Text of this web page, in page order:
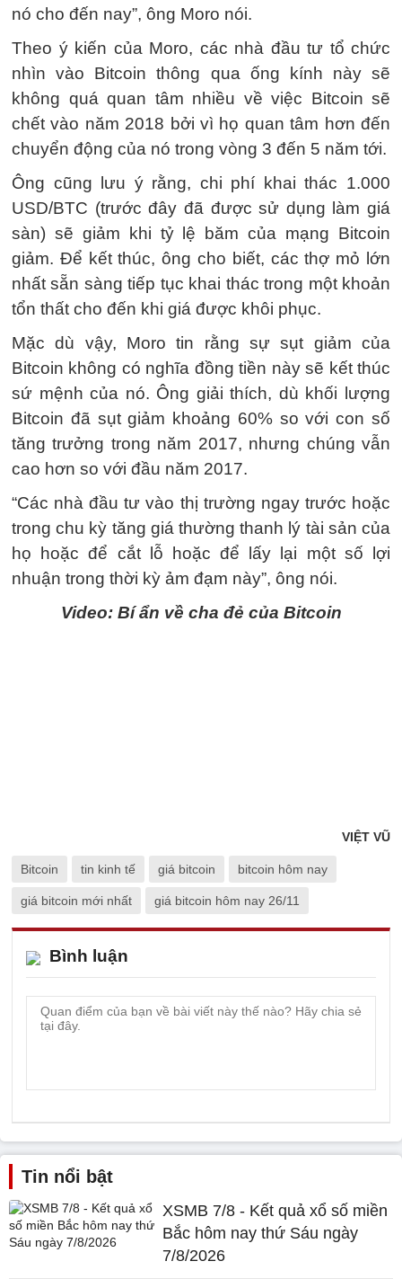
nó cho đến nay”, ông Moro nói.
Theo ý kiến ​​của Moro, các nhà đầu tư tổ chức
nhìn vào Bitcoin thông qua ống kính này sẽ
không quá quan tâm nhiều về việc Bitcoin sẽ
chết vào năm 2018 bởi vì họ quan tâm hơn đến
chuyển động của nó trong vòng 3 đến 5 năm tới.
Ông cũng lưu ý rằng, chi phí khai thác 1.000
USD/BTC (trước đây đã được sử dụng làm giá
sàn) sẽ giảm khi tỷ lệ băm của mạng Bitcoin
giảm. Để kết thúc, ông cho biết, các thợ mỏ lớn
nhất sẵn sàng tiếp tục khai thác trong một khoản
tổn thất cho đến khi giá được khôi phục.
Mặc dù vậy, Moro tin rằng sự sụt giảm của
Bitcoin không có nghĩa đồng tiền này sẽ kết thúc
sứ mệnh của nó. Ông giải thích, dù khối lượng
Bitcoin đã sụt giảm khoảng 60% so với con số
tăng trưởng trong năm 2017, nhưng chúng vẫn
cao hơn so với đầu năm 2017.
“Các nhà đầu tư vào thị trường ngay trước hoặc
trong chu kỳ tăng giá thường thanh lý tài sản của
họ hoặc để cắt lỗ hoặc để lấy lại một số lợi
nhuận trong thời kỳ ảm đạm này”, ông nói.
Video: Bí ẩn về cha đẻ của Bitcoin
VIỆT VŨ
Bitcoin tin kinh tế giá bitcoin bitcoin hôm nay
giá bitcoin mới nhất giá bitcoin hôm nay 26/11
Bình luận
Tin nổi bật
XSMB 7/8 - Kết quả xổ số miền
Bắc hôm nay thứ Sáu ngày
7/8/2026